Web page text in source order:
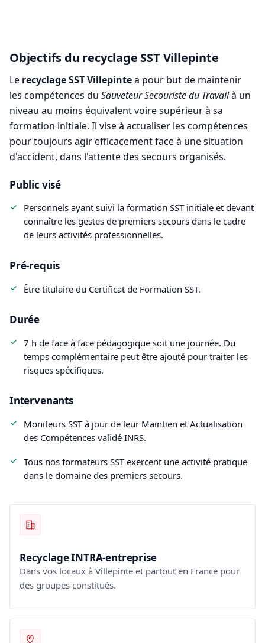
Objectifs du recyclage SST Villepinte
Le recyclage SST Villepintea pour but de maintenir
les compétences du Sauveteur Secouriste du Travailà un
niveau au moins équivalent voire supérieur à sa
formation initiale. Il vise à actualiser les compétences
pour toujours agir efficacement face à une situation
d'accident, dans l'attente des secours organisés.
Public visé
Personnels ayant suivi la formation SST initiale et devant
connaître les gestes de premiers secours dans le cadre
de leurs activités professionnelles.
Pré-requis
Être titulaire du Certificat de Formation SST.
Durée
7 h de face à face pédagogique soit une journée. Du
temps complémentaire peut être ajouté pour traiter les
risques spécifiques.
Intervenants
Moniteurs SST à jour de leur Maintien et Actualisation
des Compétences validé INRS.
Tous nos formateurs SST exercent une activité pratique
dans le domaine des premiers secours.
Recyclage INTRA-entreprise
Dans vos locaux à Villepinte et partout en France pour
des groupes constitués.